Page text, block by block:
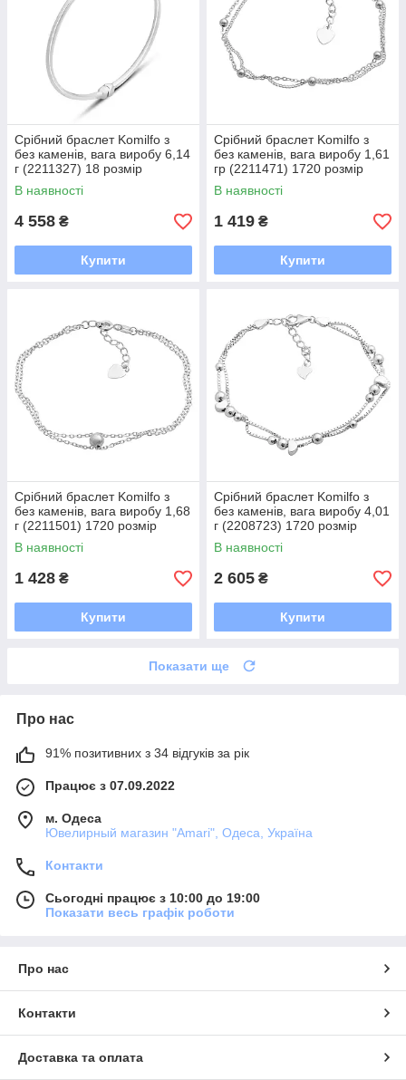
Срібний браслет Komilfo з
без каменів, вага виробу 6,14
г (2211327) 18 розмір
В наявності
4 558 ₴
Купити
Срібний браслет Komilfo з
без каменів, вага виробу 1,61
гр (2211471) 1720 розмір
В наявності
1 419 ₴
Купити
Срібний браслет Komilfo з
без каменів, вага виробу 1,68
г (2211501) 1720 розмір
В наявності
1 428 ₴
Купити
Срібний браслет Komilfo з
без каменів, вага виробу 4,01
г (2208723) 1720 розмір
В наявності
2 605 ₴
Купити
Показати ще
Про нас
91% позитивних з 34 відгуків за рік
Працює з 07.09.2022
м. Одеса
Ювелирный магазин "Amari", Одеса, Україна
Контакти
Сьогодні працює з 10:00 до 19:00
Показати весь графік роботи
Про нас
Контакти
Доставка та оплата